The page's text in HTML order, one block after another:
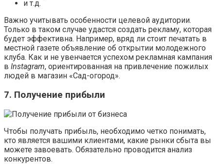
и т.д.
Важно учитывать особенности целевой аудитории.
Только в таком случае удастся создать рекламу, которая
будет эффективна. Например, вряд ли стоит печатать в
местной газете объявление об открытии молодежного
клуба. Как и не увенчается успехом рекламная кампания
в Instagram, ориентированная на привлечение пожилых
людей в магазин «Сад-огород».
7. Получение прибыли
Чтобы получать прибыль, необходимо четко понимать,
кто является вашими клиентами, какие рынки сбыта вы
можете завоевать. Обязательно проводится анализ
конкурентов.